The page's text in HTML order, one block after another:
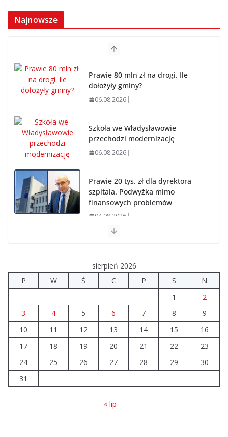
Najnowsze
Prawie 80 mln zł na drogi. Ile
dołożyły gminy?
06.08.2026
Szkoła we Władysławowie
przechodzi modernizację
06.08.2026
Prawie 20 tys. zł dla dyrektora
szpitala. Podwyżka mimo
finansowych problemów
04.08.2026
Wiata Wielkopolska. Dotacje nawet do 300 tys. zł
14 sierpnia urzędy skarbowe
będą nieczynne
06.08.2026
sierpień 2026
P
W Ś C P S
N
1
2
3
4 5 6 7 8
9
10
11 12 13 14 15
16
17
18 19 20 21 22
23
24
25 26 27 28 29
30
31
« lip